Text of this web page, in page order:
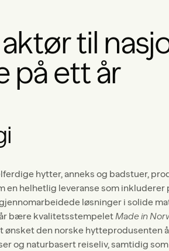
til
på ett år
hytter, anneks og badstuer,
en helhetlig leveranse som
løsninger i solide
bære kvalitetsstempeletMade in
ønsket den norske hytteprodusenten
og naturbasert reiseliv, samtidig